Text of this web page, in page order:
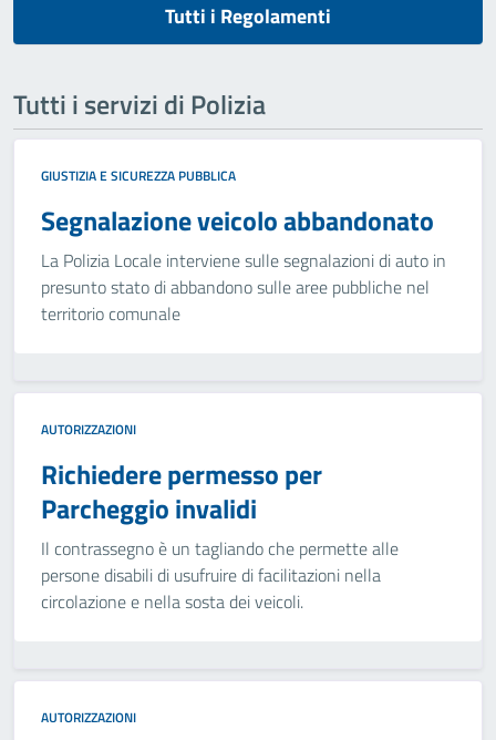
Tutti i Regolamenti
Tutti i servizi di Polizia
GIUSTIZIA E SICUREZZA PUBBLICA
Segnalazione veicolo abbandonato
La Polizia Locale interviene sulle segnalazioni di auto in
presunto stato di abbandono sulle aree pubbliche nel
territorio comunale
AUTORIZZAZIONI
Richiedere permesso per
Parcheggio invalidi
Il contrassegno è un tagliando che permette alle
persone disabili di usufruire di facilitazioni nella
circolazione e nella sosta dei veicoli.
AUTORIZZAZIONI